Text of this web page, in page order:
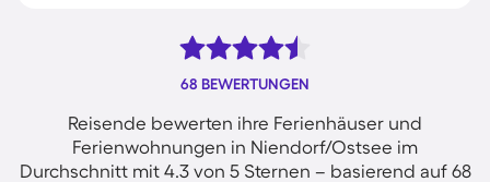
68 BEWERTUNGEN
Reisende bewerten ihre Ferienhäuser und
Ferienwohnungen in Niendorf/Ostsee im
Durchschnitt mit 4.3 von 5 Sternen – basierend auf 68